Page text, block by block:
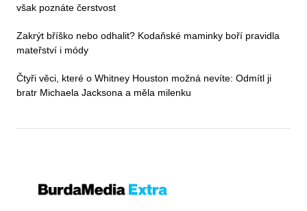
však poznáte čerstvost
Zakrýt bříško nebo odhalit? Kodaňské maminky boří pravidla
mateřství i módy
Čtyři věci, které o Whitney Houston možná nevíte: Odmítl ji
bratr Michaela Jacksona a měla milenku